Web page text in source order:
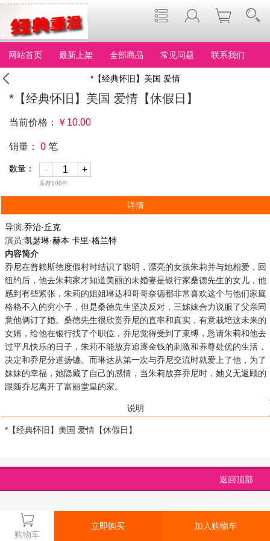
网站首页 最新上架 全部商品 常见问题 联系我们
*【经典怀旧】美国 爱情
【休假日】
*【经典怀旧】美国 爱情【休假日】
当前价格： ￥ 10.00
销量： 0 笔
数量： - +
库存100件
详情
导演:乔治·丘克
演员:凯瑟琳·赫本 卡里·格兰特
内容简介
乔尼在普赖斯德度假村时结识了聪明，漂亮的女孩朱莉并与她相爱，回
纽约后，他去朱莉家才知道美丽的未婚妻是银行家桑德先生的女儿，他
感到有些紧张，朱莉的姐姐琳达和哥哥奈德都非常喜欢这个与他们家庭
格格不入的穷小子，但是桑德先生坚决反对，三姊妹合力说服了父亲同
意他俩订了婚。桑德先生很欣赏乔尼的直率和真实，有意栽培这未来的
女婿，给他在银行找了个职位，乔尼觉得受到了束缚，恳请朱莉和他去
过平凡快乐的日子，朱莉不能放弃追逐金钱的刺激和养尊处优的生活，
决定和乔尼分道扬镳。而琳达从第一次与乔尼交流时就爱上了他，为了
妹妹的幸福，她隐藏了自己的感情，当朱莉放弃乔尼时，她义无返顾的
跟随乔尼离开了富丽堂皇的家。
说明
*【经典怀旧】美国 爱情【休假日】
购物车
立即购买 加入购物车
返回顶部